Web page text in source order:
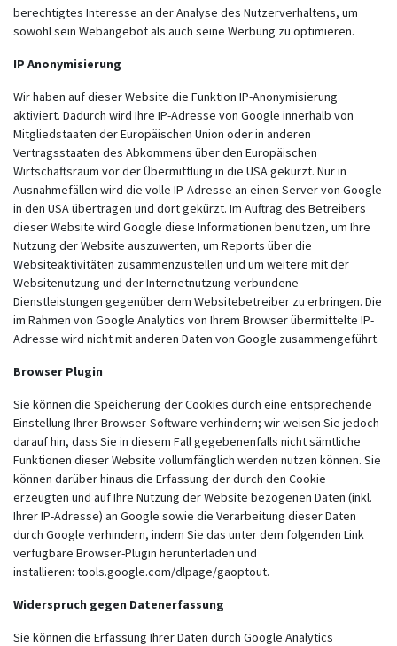
berechtigtes Interesse an der Analyse des Nutzerverhaltens, um
sowohl sein Webangebot als auch seine Werbung zu optimieren.
IP Anonymisierung
Wir haben auf dieser Website die Funktion IP-Anonymisierung
aktiviert. Dadurch wird Ihre IP-Adresse von Google innerhalb von
Mitgliedstaaten der Europäischen Union oder in anderen
Vertragsstaaten des Abkommens über den Europäischen
Wirtschaftsraum vor der Übermittlung in die USA gekürzt. Nur in
Ausnahmefällen wird die volle IP-Adresse an einen Server von Google
in den USA übertragen und dort gekürzt. Im Auftrag des Betreibers
dieser Website wird Google diese Informationen benutzen, um Ihre
Nutzung der Website auszuwerten, um Reports über die
Websiteaktivitäten zusammenzustellen und um weitere mit der
Websitenutzung und der Internetnutzung verbundene
Dienstleistungen gegenüber dem Websitebetreiber zu erbringen. Die
im Rahmen von Google Analytics von Ihrem Browser übermittelte IP-
Adresse wird nicht mit anderen Daten von Google zusammengeführt.
Browser Plugin
Sie können die Speicherung der Cookies durch eine entsprechende
Einstellung Ihrer Browser-Software verhindern; wir weisen Sie jedoch
darauf hin, dass Sie in diesem Fall gegebenenfalls nicht sämtliche
Funktionen dieser Website vollumfänglich werden nutzen können. Sie
können darüber hinaus die Erfassung der durch den Cookie
erzeugten und auf Ihre Nutzung der Website bezogenen Daten (inkl.
Ihrer IP-Adresse) an Google sowie die Verarbeitung dieser Daten
durch Google verhindern, indem Sie das unter dem folgenden Link
verfügbare Browser-Plugin herunterladen und
installieren: tools.google.com/dlpage/gaoptout.
Widerspruch gegen Datenerfassung
Sie können die Erfassung Ihrer Daten durch Google Analytics